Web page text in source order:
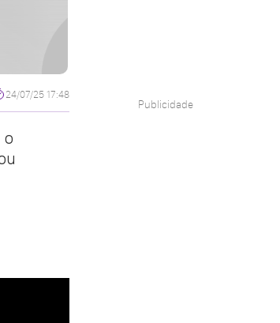
24/07/25 17:48
o
Publicidade